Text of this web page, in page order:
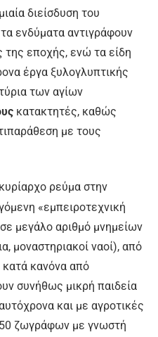
διείσδυση του
ενδύματα αντιγράφουν
της εποχής, ενώ τα είδη
έργα ξυλογλυπτικής
των αγίων
κατακτητές, καθώς
με τους
ρεύμα στην
«εμπειροτεχνική
μεγάλο αριθμό μνημείων
μοναστηριακοί ναοί), από
κανόνα από
συνήθως μικρή παιδεία
και με αγροτικές
ζωγράφων με γνωστή